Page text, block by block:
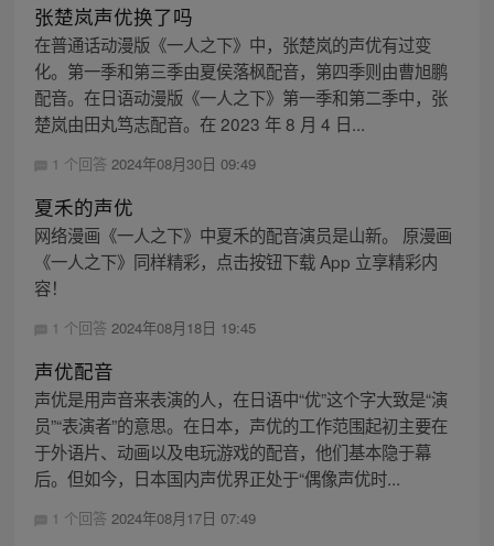
张楚岚声优换了吗
在普通话动漫版《一人之下》中，张楚岚的声优有过变
化。第一季和第三季由夏侯落枫配音，第四季则由曹旭鹏
配音。在日语动漫版《一人之下》第一季和第二季中，张
楚岚由田丸笃志配音。在 2023 年 8 月 4 日...
1 个回答 2024年08月30日 09:49
夏禾的声优
网络漫画《一人之下》中夏禾的配音演员是山新。 原漫画
《一人之下》同样精彩，点击按钮下载 App 立享精彩内
容！
1 个回答 2024年08月18日 19:45
声优配音
声优是用声音来表演的人，在日语中“优”这个字大致是“演
员”“表演者”的意思。在日本，声优的工作范围起初主要在
于外语片、动画以及电玩游戏的配音，他们基本隐于幕
后。但如今，日本国内声优界正处于“偶像声优时...
1 个回答 2024年08月17日 07:49